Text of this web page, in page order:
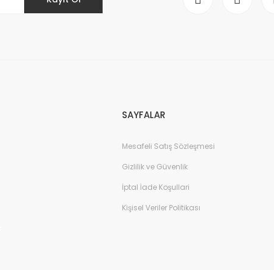
SAYFALAR
Mesafeli Satış Sözleşmesi
Gizlilik ve Güvenlik
İptal İade Koşullari
Kişisel Veriler Politikası